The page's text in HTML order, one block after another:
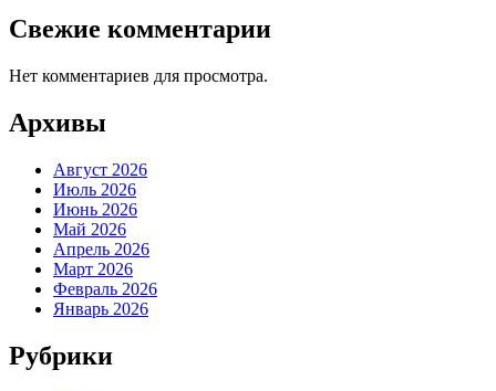
Свежие комментарии
Нет комментариев для просмотра.
Архивы
Август 2026
Июль 2026
Июнь 2026
Май 2026
Апрель 2026
Март 2026
Февраль 2026
Январь 2026
Рубрики